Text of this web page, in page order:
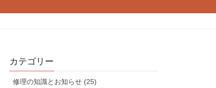
カテゴリー
修理の知識とお知らせ (25)